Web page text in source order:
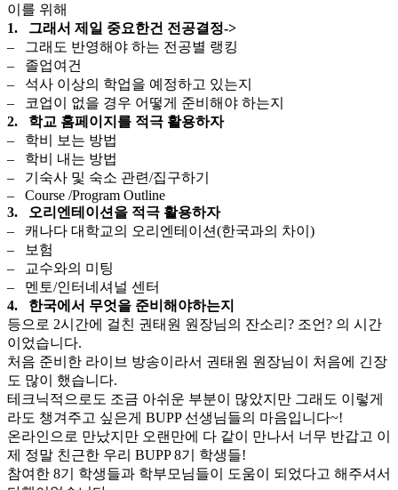
이를 위해
1. 그래서 제일 중요한건 전공결정->
– 그래도 반영해야 하는 전공별 랭킹
– 졸업여건
– 석사 이상의 학업을 예정하고 있는지
– 코업이 없을 경우 어떻게 준비해야 하는지
2. 학교 홈페이지를 적극 활용하자
– 학비 보는 방법
– 학비 내는 방법
– 기숙사 및 숙소 관련/집구하기
– Course /Program Outline
3. 오리엔테이션을 적극 활용하자
– 캐나다 대학교의 오리엔테이션(한국과의 차이)
– 보험
– 교수와의 미팅
– 멘토/인터네셔널 센터
4. 한국에서 무엇을 준비해야하는지
등으로 2시간에 걸친 권태원 원장님의 잔소리? 조언? 의 시간
이었습니다.
처음 준비한 라이브 방송이라서 권태원 원장님이 처음에 긴장
도 많이 했습니다.
테크닉적으로도 조금 아쉬운 부분이 많았지만 그래도 이렇게
라도 챙겨주고 싶은게 BUPP 선생님들의 마음입니다~!
온라인으로 만났지만 오랜만에 다 같이 만나서 너무 반갑고 이
제 정말 친근한 우리 BUPP 8기 학생들!
참여한 8기 학생들과 학부모님들이 도움이 되었다고 해주셔서